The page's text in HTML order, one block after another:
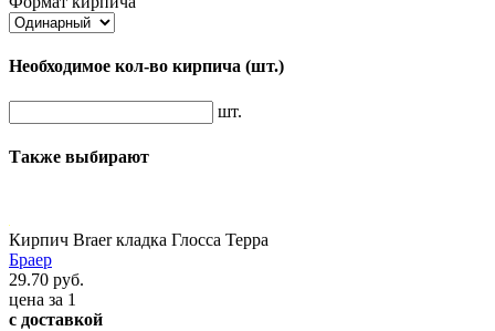
Необходимое кол-во кирпича (шт.)
шт.
Также выбирают
Кирпич Braer кладка Глосса Терра
Браер
29.70 руб.
цена за 1
с доставкой